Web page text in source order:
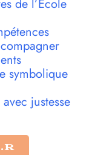
de l’École
symbolique
justesse